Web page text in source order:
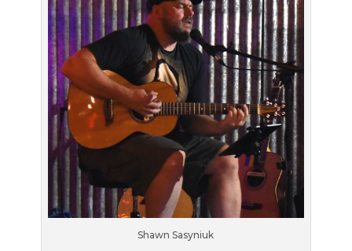
Shawn Sasyniuk